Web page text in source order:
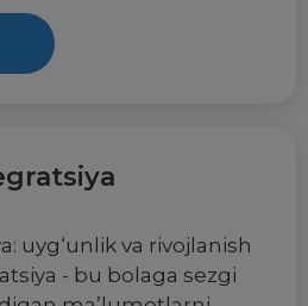
uyg‘unlik va rivojlanish
- bu bolaga sezgi